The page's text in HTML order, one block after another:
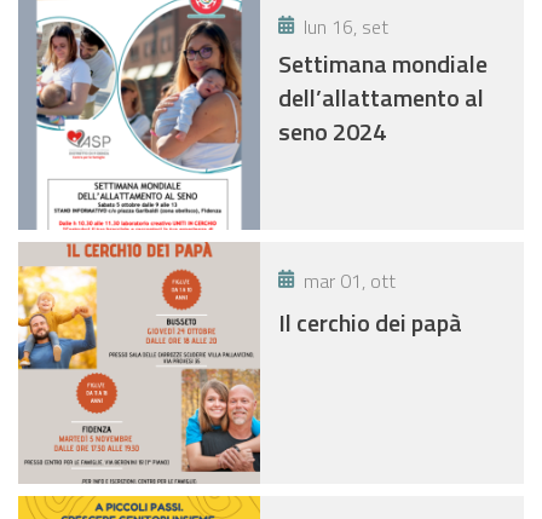
lun 16, set
Settimana mondiale
dell’allattamento al
seno 2024
mar 01, ott
Il cerchio dei papà